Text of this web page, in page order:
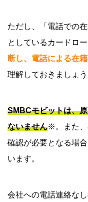
ただし、「電話での
としているカードロー
断し、電話による在
理解しておきましょう
SMBCモビットは、
ないません※。また、
確認が必要となる場
います。
会社への電話連絡な